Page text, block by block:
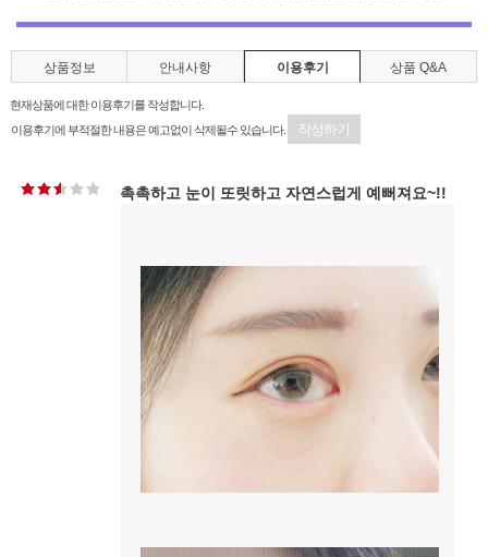
상품정보 안내사항 이용후기 상품 Q&A
현재상품에 대한 이용후기를 작성합니다.
이용후기에 부적절한 내용은 예고없이 삭제될수 있습니다.
작성하기
촉촉하고 눈이 또릿하고 자연스럽게 예뻐져요~!!